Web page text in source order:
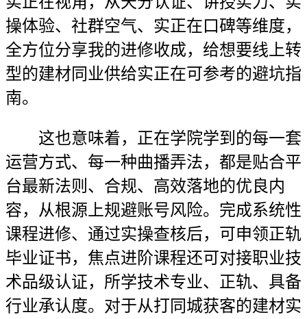
操体验、社群空气、实正在口碑等维度，
全方位分享我的进修收成，给想要线上转
型的建材同业供给实正在可参考的避坑指
南。
这也意味着，正在学院学到的每一套
运营方式、每一种曲播弄法，都是贴合平
台最新法则、合规、高效落地的优良内
容，从根源上规避账号风险。完成系统性
课程进修、通过实操查核后，可申领正轨
毕业证书，焦点进阶课程还可对接职业技
术品级认证，所学技术专业、正轨、具备
行业承认度。对于从打同城获客的建材实